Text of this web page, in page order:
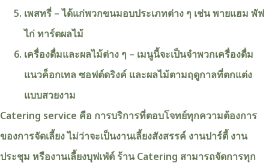
เพสทรี่ – ได้แก่พวกขนมอบประเภทต่าง ๆ เช่น พายแฮม พัฟ
ไก่ ทาร์ตผลไม้
เครื่องดื่มและผลไม้ต่าง ๆ – เมนูนี้จะเป็นจำพวกเครื่องดื่ม
แนวค็อกเทล ซอฟต์ดริงค์ และผลไม้ตามฤดูกาลที่ตกแต่ง
แบบสวยงาม
Catering service คือ การบริการที่ตอบโจทย์ทุกความต้องการ
ของการจัดเลี้ยง ไม่ว่าจะเป็นงานเลี้ยงสังสรรค์ งานปาร์ตี้ งาน
ประชุม หรืองานเลี้ยงบุฟเฟ่ต์ ร้าน Catering สามารถจัดการทุก